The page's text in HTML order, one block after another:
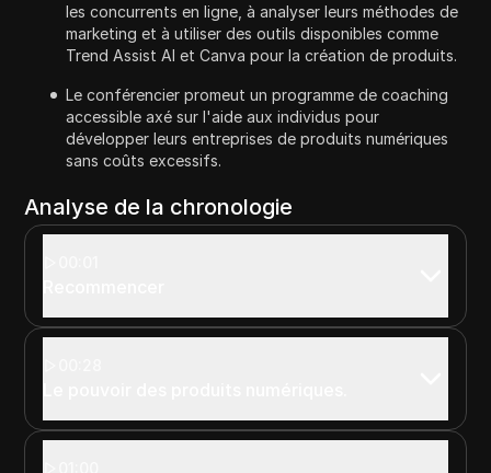
les concurrents en ligne, à analyser leurs méthodes de
marketing et à utiliser des outils disponibles comme
Trend Assist AI et Canva pour la création de produits.
Le conférencier promeut un programme de coaching
accessible axé sur l'aide aux individus pour
développer leurs entreprises de produits numériques
sans coûts excessifs.
Analyse de la chronologie